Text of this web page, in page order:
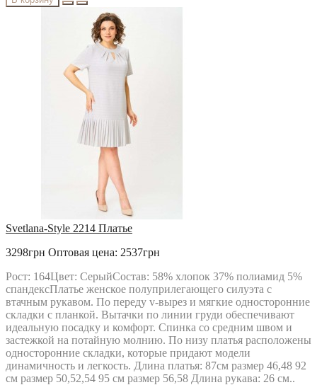
Svetlana-Style 2214 Платье
3298грн Оптовая цена: 2537грн
Рост: 164Цвет: СерыйСостав: 58% хлопок 37% полиамид 5%
спандексПлатье женское полуприлегающего силуэта с
втачным рукавом. По переду v-вырез и мягкие односторонние
складки с планкой. Вытачки по линии груди обеспечивают
идеальную посадку и комфорт. Спинка со средним швом и
застежкой на потайную молнию. По низу платья расположены
односторонние складки, которые придают модели
динамичность и легкость. Длина платья: 87см размер 46,48 92
см размер 50,52,54 95 см размер 56,58 Длина рукава: 26 см..